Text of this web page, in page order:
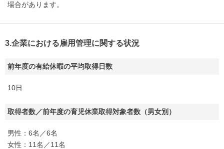
場合があります。
3.企業における雇用管理に関する状況
前年度の有給休暇の平均取得日数
10日
取得者数／前年度の育児休業取得対象者数（男女別）
男性：6名／6名
女性：11名／11名